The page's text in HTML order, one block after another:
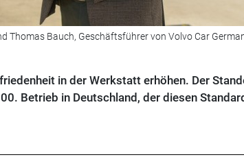
Thomas Bauch, Geschäftsführer von Volvo Car
in der Werkstatt erhöhen. Der
Betrieb in Deutschland, der diesen